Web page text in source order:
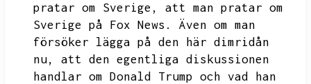
pratar om Sverige,
att man pratar om
Sverige på Fox News.
Även om man
försöker lägga på den här dimridån
nu,
att den egentliga diskussionen
handlar om Donald Trump och vad han